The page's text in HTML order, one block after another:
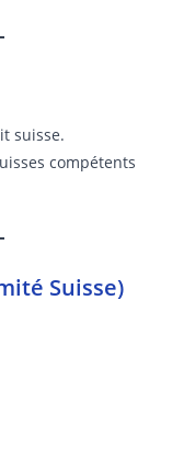
suisse.
compétents
Suisse)